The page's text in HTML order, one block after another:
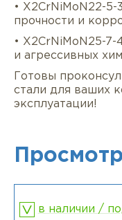
• X2CrNiMoN22-5-
прочности и
• X2CrNiMoN25-
и агрессивных
Готовы
стали для ваших
эксплуатации!
в наличии /